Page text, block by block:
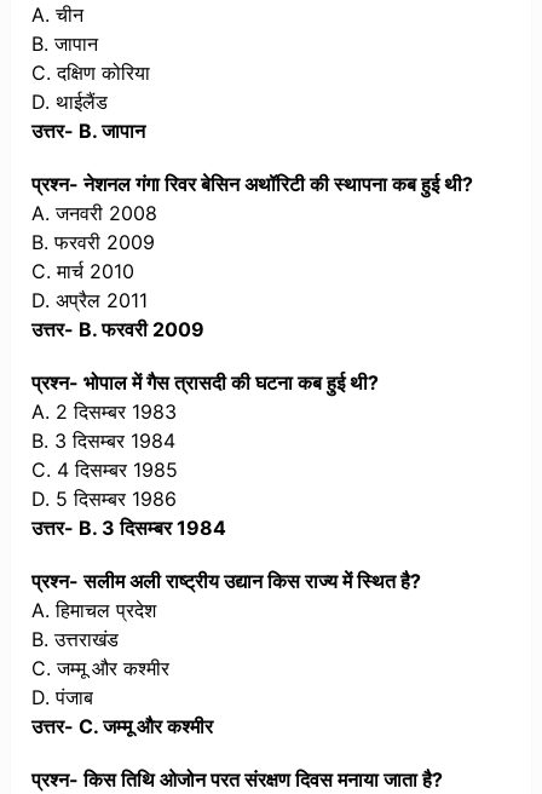
A. चीन
B. जापान
C. दक्षिण कोरिया
D. थाईलैंड
उत्तर- B. जापान
प्रश्न- नेशनल गंगा रिवर बेसिन अथॉरिटी की स्थापना कब हुई थी?
A. जनवरी 2008
B. फरवरी 2009
C. मार्च 2010
D. अप्रैल 2011
उत्तर- B. फरवरी 2009
प्रश्न- भोपाल में गैस त्रासदी की घटना कब हुई थी?
A. 2 दिसम्बर 1983
B. 3 दिसम्बर 1984
C. 4 दिसम्बर 1985
D. 5 दिसम्बर 1986
उत्तर- B. 3 दिसम्बर 1984
प्रश्न- सलीम अली राष्ट्रीय उद्यान किस राज्य में स्थित है?
A. हिमाचल प्रदेश
B. उत्तराखंड
C. जम्मू और कश्मीर
D. पंजाब
उत्तर- C. जम्मू और कश्मीर
प्रश्न- किस तिथि ओजोन परत संरक्षण दिवस मनाया जाता है?